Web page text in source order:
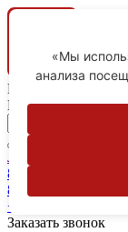
Ваш город
Пятигорск
Личный кабинет
8-800-775-59-89
8-800-775-59-89
+7 918 754-83-77
Заказать звонок
«Мы
анализа